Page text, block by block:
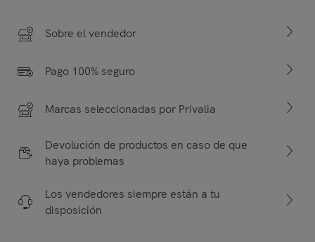
Sobre el vendedor
Pago 100% seguro
Marcas seleccionadas por Privalia
Devolución de productos en caso de que
haya problemas
Los vendedores siempre están a tu
disposición